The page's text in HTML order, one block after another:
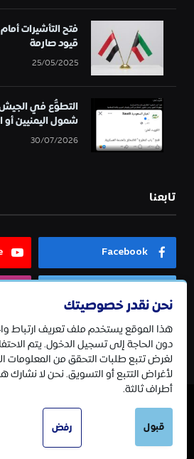
فتح التأشيرات
قيود صارمة
25/05/2025
التطوُّع في
شمول اليمنيين أو
30/07/2026
تابعنا
Facebook
Telegram
نحن نقدر خصوصيتك
هذا الموقع يستخدم ملف تعريف ارتباط
دون الحاجة إلى تسجيل الدخول. يتم
لغرض تتبع طلبات التحقق من المعلومات
لأغراض التتبع أو التسويق. نحن لا نشارك
أطراف ثالثة.
قبول رفض